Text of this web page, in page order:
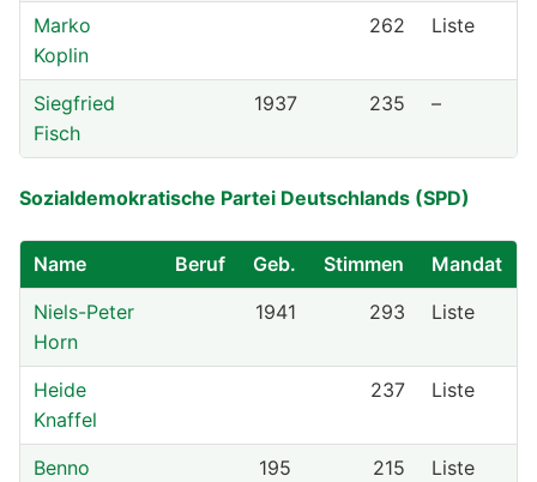
Marko
Koplin
262 Liste
Siegfried
Fisch
1937 235 –
Sozialdemokratische Partei Deutschlands (SPD)
Name Beruf Geb. Stimmen
Mandat
Niels-Peter
Horn
1941 293 Liste
Heide
Knaffel
237 Liste
Benno
195
215 Liste